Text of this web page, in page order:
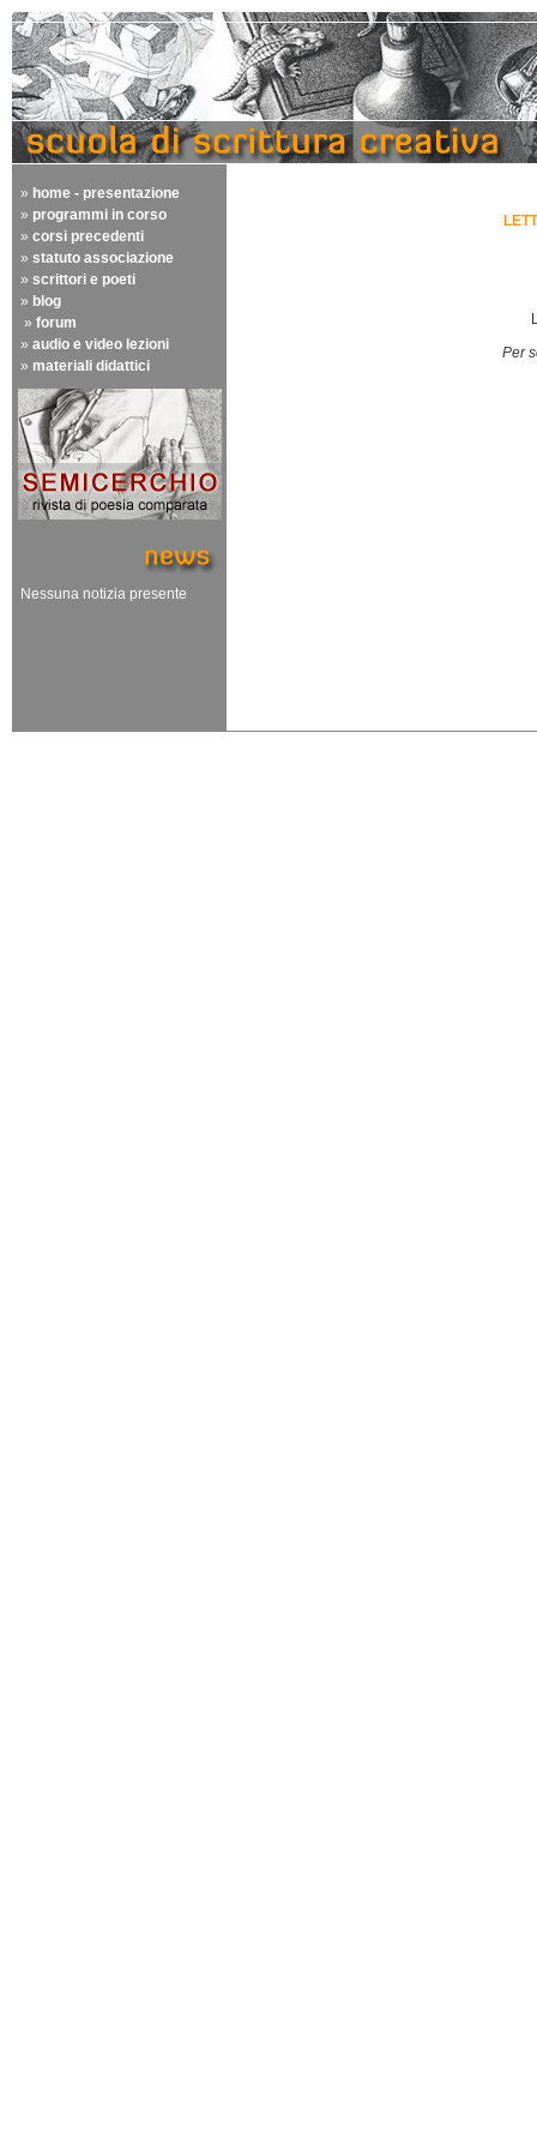
» home - presentazione
» programmi in corso
» corsi precedenti
» statuto associazione
» scrittori e poeti
» blog
» forum
» audio e video lezioni
» materiali didattici
Nessuna notizia presente
Per